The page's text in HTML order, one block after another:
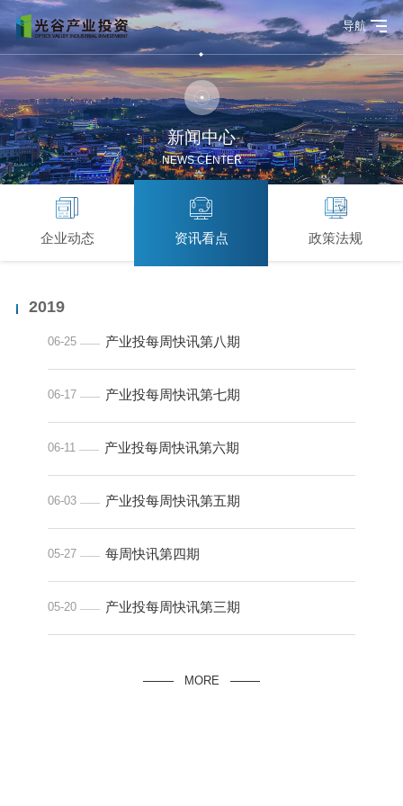
导航
新闻中心
NEWS CENTER
企业动态 资讯看点 政策法规
2019
06-25 产业投每周快讯第八期
06-17 产业投每周快讯第七期
06-11 产业投每周快讯第六期
06-03 产业投每周快讯第五期
05-27 每周快讯第四期
05-20 产业投每周快讯第三期
MORE